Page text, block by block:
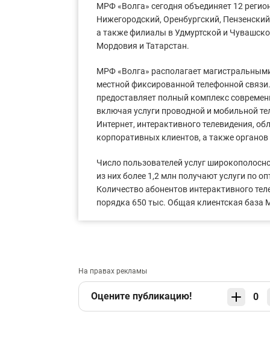
МРФ «Волга» сегодня объединяет 12
Нижегородский, Оренбургский,
а также филиалы в Удмуртской и
Мордовия и Татарстан.
МРФ «Волга» располагает
местной фиксированной телефонной
предоставляет полный комплекс
включая услуги проводной и мобильной
Интернет, интерактивного телевидения,
корпоративных клиентов, а также органов
Число пользователей услуг
из них более 1,2 млн получают услуги по
Количество абонентов интерактивного
порядка 650 тыс. Общая клиентская
На правах рекламы
Оцените публикацию! 0